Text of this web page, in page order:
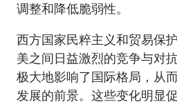
调整和降低脆弱性。
西方国家民粹主义和贸易保
美之间日益激烈的竞争与对
极大地影响了国际格局，从
发展的前景。这些变化明显